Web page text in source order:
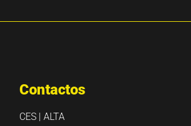
Contactos
CES | ALTA